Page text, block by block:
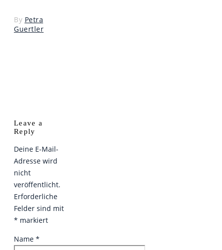
By Petra
Guertler
Leave a
Reply
Deine E-Mail-
Adresse wird
nicht
veröffentlicht.
Erforderliche
Felder sind mit
* markiert
Name *